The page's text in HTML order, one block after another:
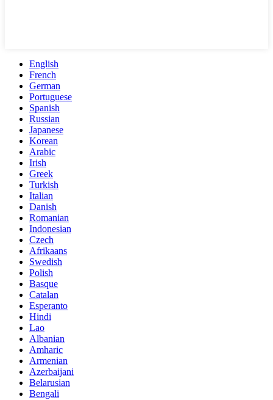
English
French
German
Portuguese
Spanish
Russian
Japanese
Korean
Arabic
Irish
Greek
Turkish
Italian
Danish
Romanian
Indonesian
Czech
Afrikaans
Swedish
Polish
Basque
Catalan
Esperanto
Hindi
Lao
Albanian
Amharic
Armenian
Azerbaijani
Belarusian
Bengali